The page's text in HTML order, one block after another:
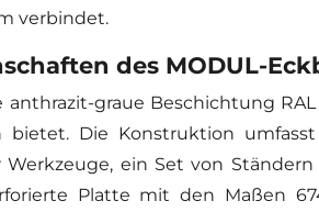
verbindet.
des MODUL-
anthrazit-graue Beschichtung RAL
bietet. Die Konstruktion
ein Set von
Platte mit den Maßen